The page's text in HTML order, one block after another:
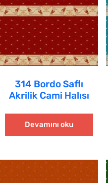
314 Bordo Saflı
Akrilik Cami Halısı
Devamını oku